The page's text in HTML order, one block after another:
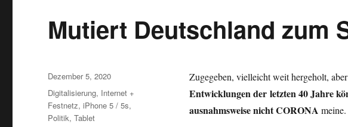
Mutiert Deutschland zum
Zugegeben, vielleicht weit hergeholt,
Entwicklungen der letzten 40 Jahre
ausnahmsweise nicht CORONA meine.
Veröffentlicht
am
Dezember 5, 2020
Kategorien
Digitalisierung, Internet +
Festnetz,iPhone 5 / 5s,
Politik,Tablet